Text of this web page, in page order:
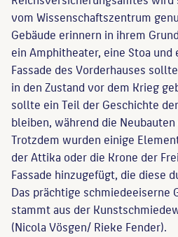
vom Wissenschaftszentrum
Gebäude erinnern in ihrem
ein Amphitheater, eine Stoa und
Fassade des Vorderhauses
in den Zustand vor dem Krieg
sollte ein Teil der Geschichte
bleiben, während die
Trotzdem wurden einige
der Attika oder die Krone der
Fassade hinzugefügt, die diese
Das prächtige schmiedeeiserne
stammt aus der
(Nicola Vösgen/ Rieke Fender).